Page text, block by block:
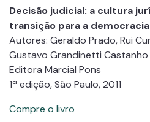
Decisão judicial: a cultura
transição para a democracia
Autores: Geraldo Prado, Rui
Gustavo Grandinetti Castanho
Editora Marcial Pons
1ª edição, São Paulo, 2011
Compre o livro